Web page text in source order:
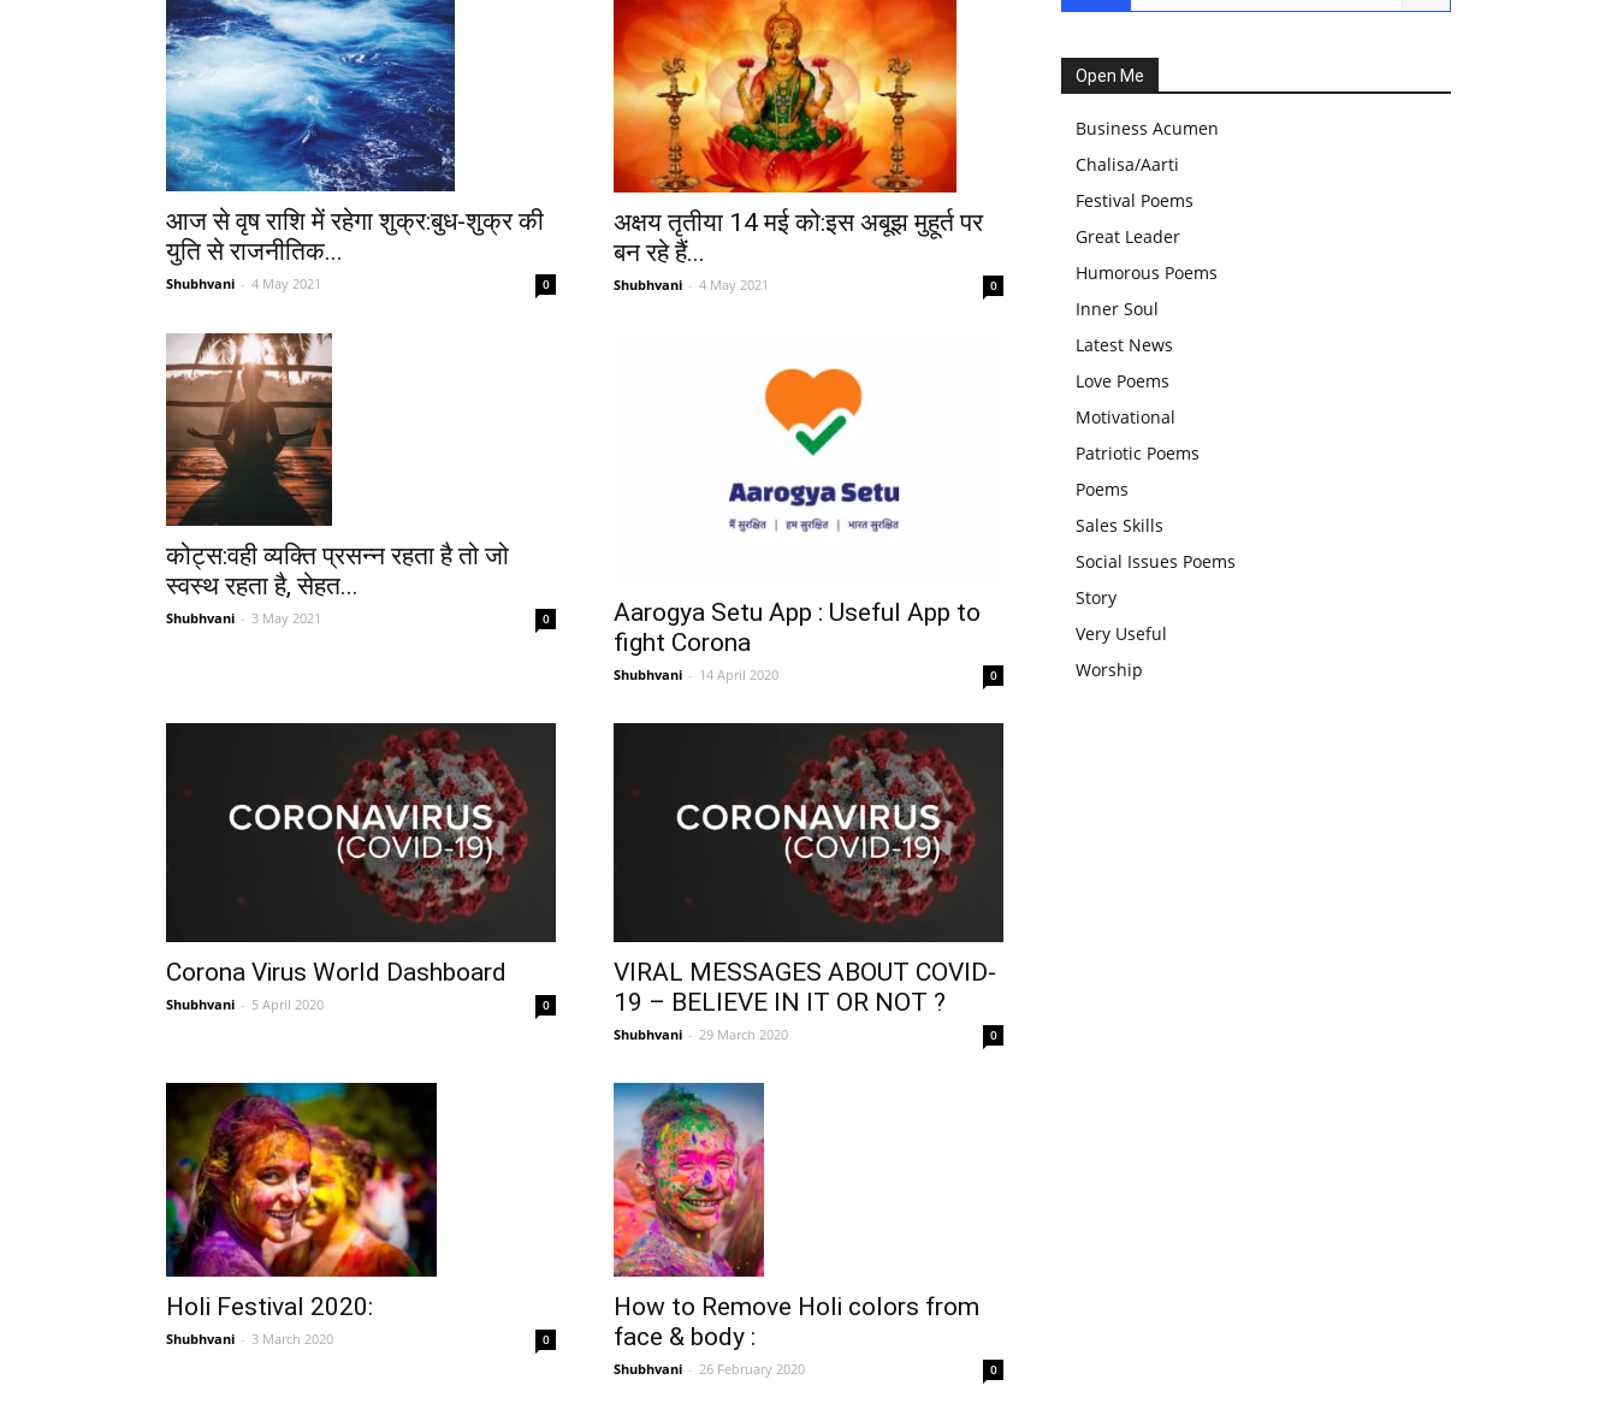
आज से वृष राशि में रहेगा शुक्र:बुध-शुक्र की
युति से राजनीतिक...
Shubhvani - 4 May 2021 0
अक्षय तृतीया 14 मई को:इस अबूझ मुहूर्त पर
बन रहे हैं...
Shubhvani - 4 May 2021 0
कोट्स:वही व्यक्ति प्रसन्न रहता है तो जो
स्वस्थ रहता है, सेहत...
Shubhvani - 3 May 2021 0
Aarogya Setu App : Useful App to
fight Corona
Shubhvani - 14 April 2020 0
Corona Virus World Dashboard
Shubhvani - 5 April 2020 0
VIRAL MESSAGES ABOUT COVID-
19 – BELIEVE IN IT OR NOT ?
Shubhvani - 29 March 2020 0
Holi Festival 2020:
Shubhvani - 3 March 2020 0
How to Remove Holi colors from
face & body :
Shubhvani - 26 February 2020 0
हरतालिका तीज,Haritalika
teej,Teej Festival: A
Celebration of Tradition and
Womanhood
स्वामी अवधेशानंद जी गिरि के जीवन
सूत्र:किन चीजों के कारण लोग अशांत
आज का जीवन मंत्र:महिलाएं पुरुषों से
चाहिए और उन्हें पूजनीय दृष्टि से देखना
चाहिए
महिलाएं, करती हैं देवी सावित्री और
Open Me
Business Acumen
Chalisa/Aarti
Festival Poems
Great Leader
Humorous Poems
Inner Soul
Latest News
Love Poems
Motivational
Patriotic Poems
Poems
Sales Skills
Social Issues Poems
Story
Very Useful
Worship